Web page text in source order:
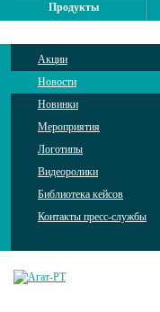
Продукты
Акции
Новости
Новинки
Мероприятия
Логотипы
Видеоролики
Библиотека кейсов
Контакты пресс-службы